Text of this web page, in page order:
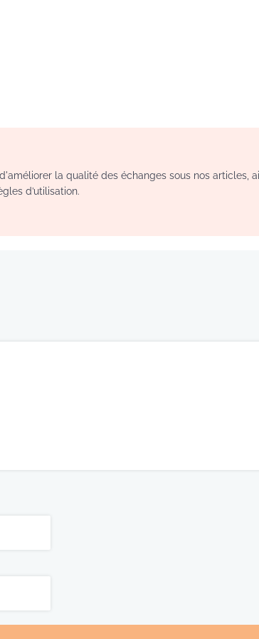
la qualité des échanges sous nos articles,
d’utilisation.